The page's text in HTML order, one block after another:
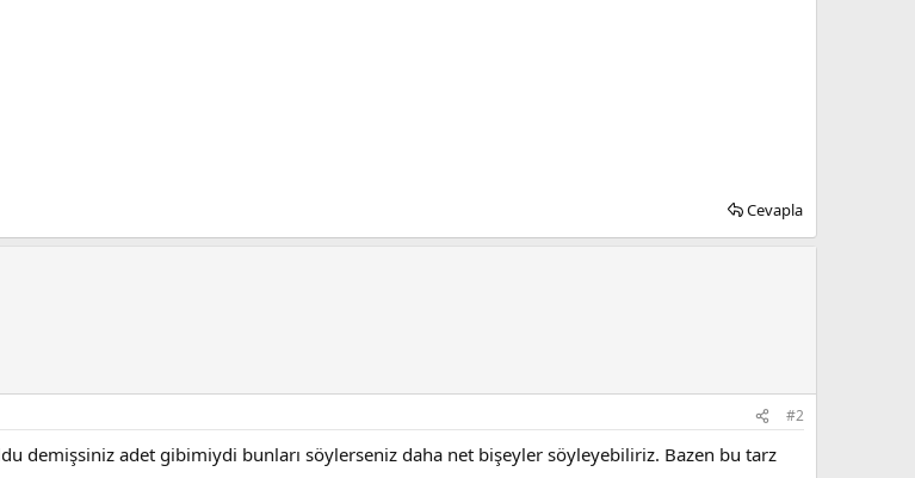
Cevapla
#2
demişsiniz adet gibimiydi bunları söylerseniz daha net bişeyler söyleyebiliriz. Bazen bu tarz